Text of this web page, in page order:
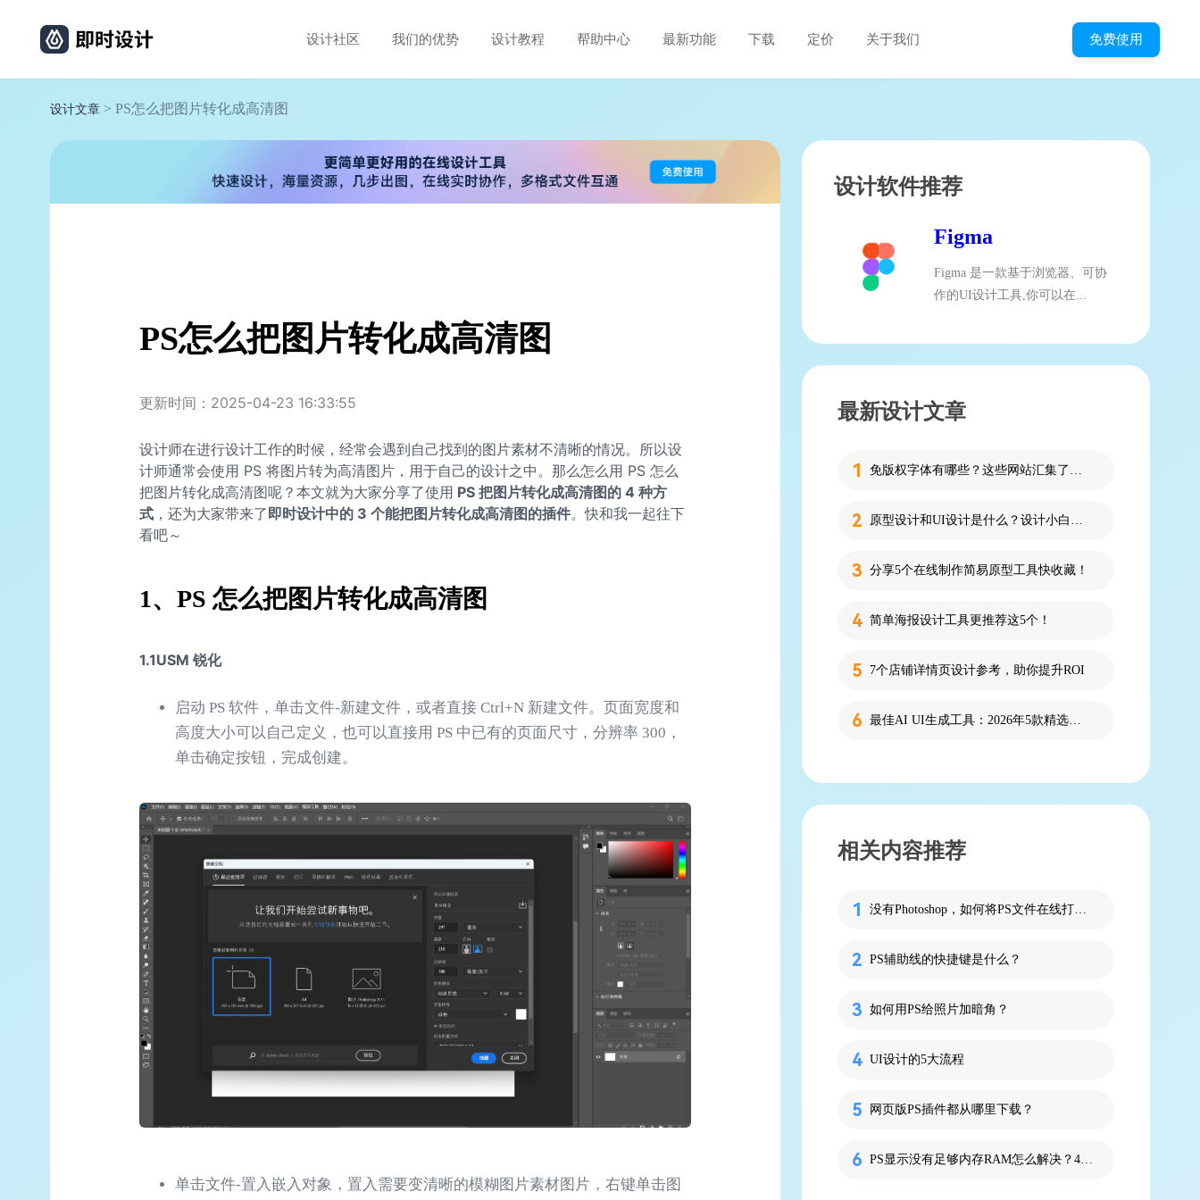
设计社区 我们的优势 设计教程 帮助中心 最新功能 下载 定价 关于我们 免费使用
设计文章 > PS怎么把图片转化成高清图
PS怎么把图片转化成高清图
更新时间：2025-04-23 16:33:55
设计师在进行设计工作的时候，经常会遇到自己找到的图片素材不清晰的情况。所以设
计师通常会使用 PS 将图片转为高清图片，用于自己的设计之中。那么怎么用 PS 怎么
把图片转化成高清图呢？本文就为大家分享了使用 PS 把图片转化成高清图的 4 种方
式 ，还为大家带来了即时设计中的 3 个能把图片转化成高清图的插件。快和我一起往下
看吧～
1、PS 怎么把图片转化成高清图
1.1USM 锐化
启动 PS 软件，单击文件-新建文件，或者直接 Ctrl+N 新建文件。页面宽度和
高度大小可以自己定义，也可以直接用 PS 中已有的页面尺寸，分辨率 300，
单击确定按钮，完成创建。
单击文件-置入嵌入对象，置入需要变清晰的模糊图片素材图片，右键单击图
设计软件推荐
Figma
Figma 是一款基于浏览器、可协
作的UI设计工具,你可以在...
最新设计文章
免版权字体有哪些？这些网站汇集了近百款免版权字体！
原型设计和UI设计是什么？设计小白必看的科普！
分享5个在线制作简易原型工具快收藏！
简单海报设计工具更推荐这5个！
7个店铺详情页设计参考，助你提升ROI
最佳AI UI生成工具：2026年5款精选，新手零代码快速制作界面
相关内容推荐
没有Photoshop，如何将PS文件在线打开？
PS辅助线的快捷键是什么？
如何用PS给照片加暗角？
UI设计的5大流程
网页版PS插件都从哪里下载？
PS显示没有足够内存RAM怎么解决？4个方法粗暴但有效！